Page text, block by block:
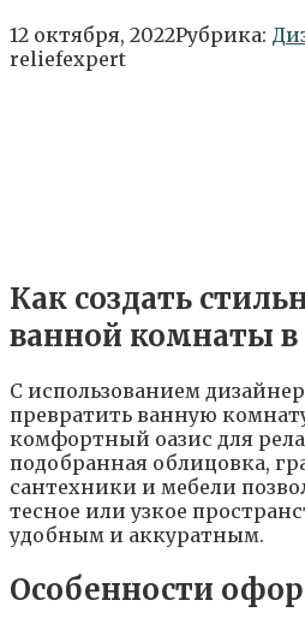
12 октября, 2022Рубрика:
reliefexpert
Как создать
ванной комнаты в
С использованием
превратить ванную
комфортный оазис для
подобранная облицовка,
сантехники и мебели
тесное или узкое
удобным и аккуратным.
Особенности